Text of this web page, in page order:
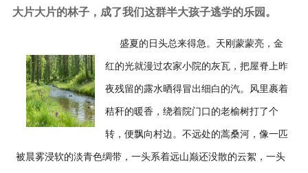
大片大片的林子，成了我们这群半大孩子逃学的乐园。
盛夏的日头总来得急。天刚蒙蒙亮，金
红的光就漫过农家小院的灰瓦，把屋脊上昨
夜残留的露水晒得冒出细白的汽。风里裹着
秸秆的暖香，绕着院门口的老榆树打了个
转，便飘向村边。不远处的蒿桑河，像一匹
被晨雾浸软的淡青色绸带，一头系着远山巅还没散的云絮，一头